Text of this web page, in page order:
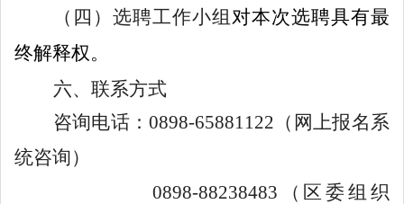
（四） 选聘工作小组对本次选聘具有最
终解释权。
六、联系方式
咨询电话：0898-65881122 （网上报名系
统咨询）
0898-88238483 （区委组织